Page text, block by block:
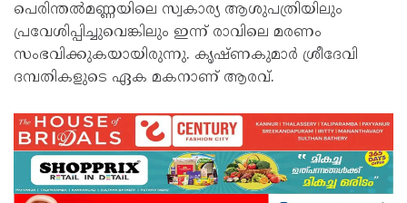
പെരിന്തൽമണ്ണയിലെ സ്വകാര്യ ആശുപത്രിയിലും
പ്രവേശിപ്പിച്ചുവെങ്കിലും ഇന്ന് രാവിലെ മരണം
സംഭവിക്കുകയായിരുന്നു. കൃഷ്ണകുമാർ ശ്രീദേവി
ദമ്പതികളുടെ ഏക മകനാണ് ആരവ്.